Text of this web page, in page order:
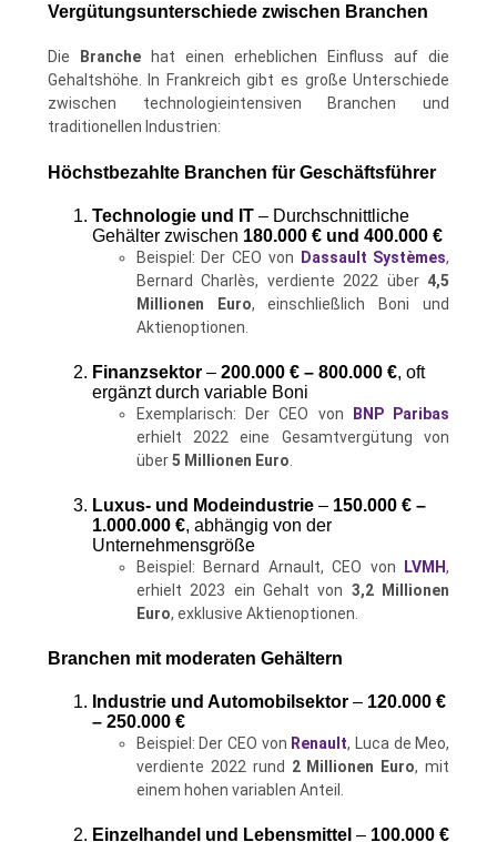
Vergütungsunterschiede zwischen Branchen
Die Branchehat einen erheblichen Einfluss auf die
Gehaltshöhe. In Frankreich gibt es große Unterschiede
zwischen technologieintensiven Branchen und
traditionellen Industrien:
Höchstbezahlte Branchen für Geschäftsführer
Technologie und IT– Durchschnittliche
Gehälter zwischen 180.000 € und 400.000 €
Beispiel: Der CEO von Dassault Systèmes,
Bernard Charlès, verdiente 2022 über 4,5
Millionen Euro, einschließlich Boni und
Aktienoptionen.
Finanzsektor– 200.000 € – 800.000 €, oft
ergänzt durch variable Boni
Exemplarisch: Der CEO von
BNP Paribas
erhielt 2022 eine Gesamtvergütung von
über5 Millionen Euro
Luxus- und Modeindustrie– 150.000 € –
1.000.000 €, abhängig von der
Unternehmensgröße
Beispiel: Bernard Arnault, CEO von LVMH,
erhielt 2023 ein Gehalt von 3,2 Millionen
Euro, exklusive Aktienoptionen.
Branchen mit moderaten Gehältern
Industrie und Automobilsektor– 120.000 €
– 250.000 €
Beispiel: Der CEO von Renault, Luca de Meo,
verdiente 2022 rund 2 Millionen Euro, mit
einem hohen variablen Anteil.
Einzelhandel und Lebensmittel – 100.000 €